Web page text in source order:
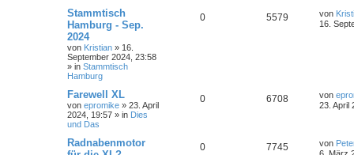
Stammtisch
Hamburg - Sep.
2024
von Kristian » 16.
September 2024, 23:58
» in Stammtisch
Hamburg
0 5579 von
16.
Farewell XL
von epromike » 23. April
2024, 19:57 » in Dies
und Das
0 6708 von
23. April
Radnabenmotor
0 7745 von